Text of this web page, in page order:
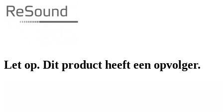
Let op. Dit product heeft een opvolger.